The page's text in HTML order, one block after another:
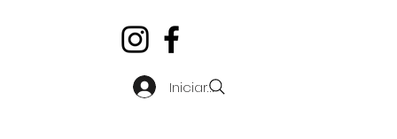
Iniciar sesión